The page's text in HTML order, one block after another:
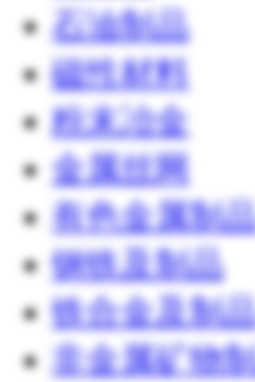
石油制品
磁性材料
粉末冶金
金属丝网
有色金属制
钢铁及制品
铁合金及制
非金属矿物